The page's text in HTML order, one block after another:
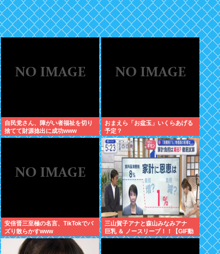
自民党さん、障がい者福祉を切り
捨てて財源捻出に成功www
おまえら「お盆玉」いくらあげる
予定？
安倍晋三至極の名言、TikTokでバ
ズり散らかすwww
三山賀子アナと森山みなみアナ
巨乳 ＆ ノースリーブ！！【GIF動
画あり】